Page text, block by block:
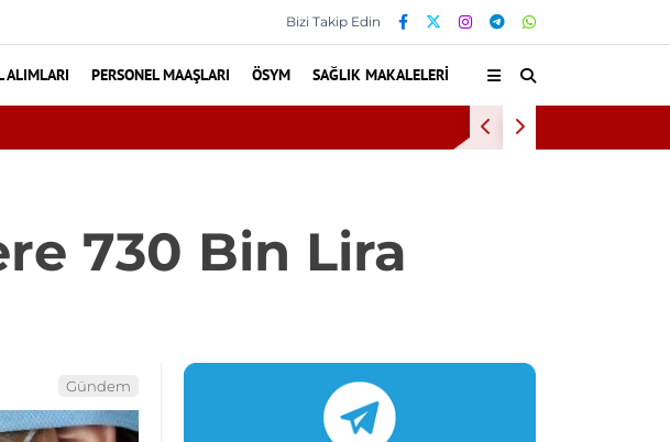
Bizi Takip Edin
ALIMLARI PERSONEL MAAŞLARI ÖSYM SAĞLIK MAKALELERI
6 ayında 10 bini aşkın hasta hiperbarik oksijen tedavisinden yararlandı
730 Bin Lira
Gündem